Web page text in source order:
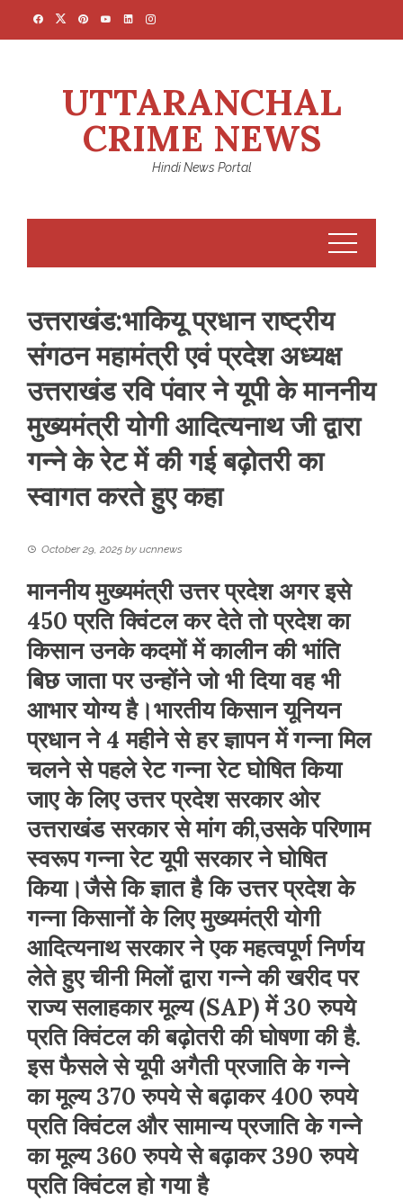
UTTARANCHAL
CRIME NEWS
Hindi News Portal
उत्तराखंड:भाकियू प्रधान राष्ट्रीय
संगठन महामंत्री एवं प्रदेश अध्यक्ष
उत्तराखंड रवि पंवार ने यूपी के माननीय
मुख्यमंत्री योगी आदित्यनाथ जी द्वारा
गन्ने के रेट में की गई बढ़ोतरी का
स्वागत करते हुए कहा
October 29, 2025 by ucnnews
माननीय मुख्यमंत्री उत्तर प्रदेश अगर इसे
450 प्रति क्विंटल कर देते तो प्रदेश का
किसान उनके कदमों में कालीन की भांति
बिछ जाता पर उन्होंने जो भी दिया वह भी
आभार योग्य है।भारतीय किसान यूनियन
प्रधान ने 4 महीने से हर ज्ञापन में गन्ना मिल
चलने से पहले रेट गन्ना रेट घोषित किया
जाए के लिए उत्तर प्रदेश सरकार ओर
उत्तराखंड सरकार से मांग की,उसके परिणाम
स्वरूप गन्ना रेट यूपी सरकार ने घोषित
किया।जैसे कि ज्ञात है कि उत्तर प्रदेश के
गन्ना किसानों के लिए मुख्यमंत्री योगी
आदित्यनाथ सरकार ने एक महत्वपूर्ण निर्णय
लेते हुए चीनी मिलों द्वारा गन्ने की खरीद पर
राज्य सलाहकार मूल्य (SAP) में 30 रुपये
प्रति क्विंटल की बढ़ोतरी की घोषणा की है.
इस फैसले से यूपी अगैती प्रजाति के गन्ने
का मूल्य 370 रुपये से बढ़ाकर 400 रुपये
प्रति क्विंटल और सामान्य प्रजाति के गन्ने
का मूल्य 360 रुपये से बढ़ाकर 390 रुपये
प्रति क्विंटल हो गया है